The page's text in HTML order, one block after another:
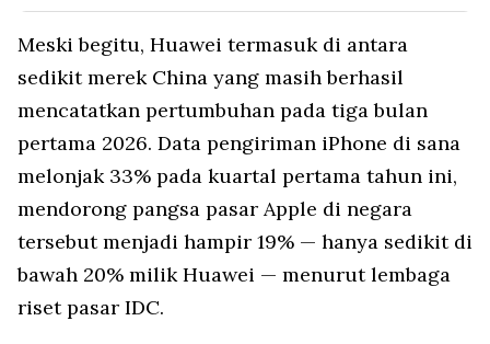
Meski begitu, Huawei termasuk di antara
sedikit merek China yang masih berhasil
mencatatkan pertumbuhan pada tiga bulan
pertama 2026. Data pengiriman iPhone di sana
melonjak 33% pada kuartal pertama tahun ini,
mendorong pangsa pasar Apple di negara
tersebut menjadi hampir 19% — hanya sedikit di
bawah 20% milik Huawei — menurut lembaga
riset pasar IDC.